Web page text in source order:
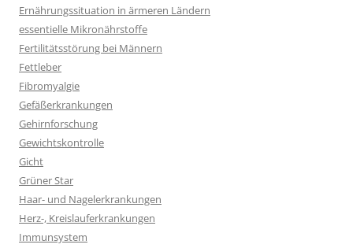
Ernährungssituation in ärmeren Ländern
essentielle Mikronährstoffe
Fertilitätsstörung bei Männern
Fettleber
Fibromyalgie
Gefäßerkrankungen
Gehirnforschung
Gewichtskontrolle
Gicht
Grüner Star
Haar- und Nagelerkrankungen
Herz-, Kreislauferkrankungen
Immunsystem